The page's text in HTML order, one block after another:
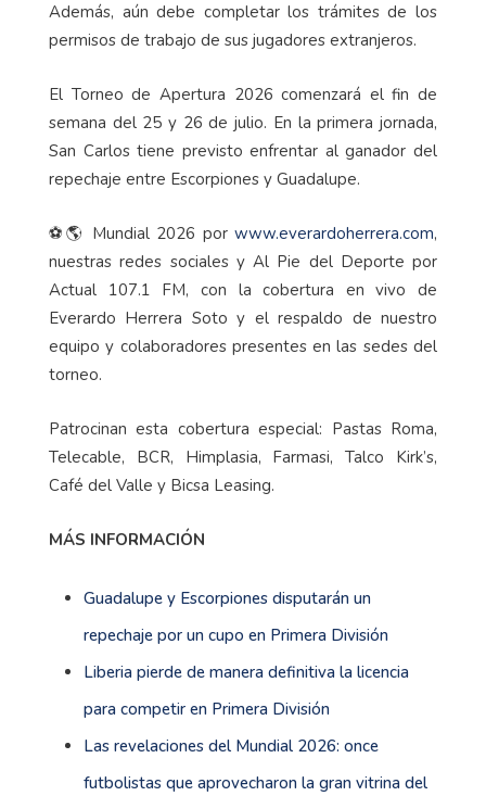
Además, aún debe completar los trámites de los
permisos de trabajo de sus jugadores extranjeros.
El Torneo de Apertura 2026 comenzará el fin de
semana del 25 y 26 de julio. En la primera jornada,
San Carlos tiene previsto enfrentar al ganador del
repechaje entre Escorpiones y Guadalupe.
⚽🌎 Mundial 2026 por www.everardoherrera.com,
nuestras redes sociales y Al Pie del Deporte por
Actual 107.1 FM, con la cobertura en vivo de
Everardo Herrera Soto y el respaldo de nuestro
equipo y colaboradores presentes en las sedes del
torneo.
Patrocinan esta cobertura especial: Pastas Roma,
Telecable, BCR, Himplasia, Farmasi, Talco Kirk’s,
Café del Valle y Bicsa Leasing.
MÁS INFORMACIÓN
Guadalupe y Escorpiones disputarán un
repechaje por un cupo en Primera División
Liberia pierde de manera definitiva la licencia
para competir en Primera División
Las revelaciones del Mundial 2026: once
futbolistas que aprovecharon la gran vitrina del